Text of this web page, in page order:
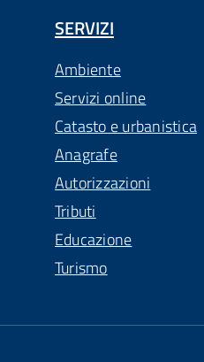
SERVIZI
Ambiente
Servizi online
Catasto e urbanistica
Anagrafe
Autorizzazioni
Tributi
Educazione
Turismo